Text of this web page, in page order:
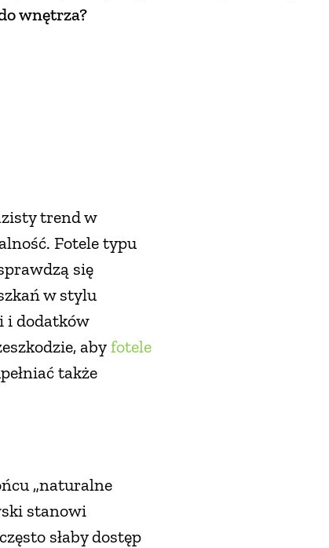
wnętrza?
trend w
Fotele typu
się
w stylu
i dodatków
abyfotele
także
„naturalne
stanowi
słaby dostęp